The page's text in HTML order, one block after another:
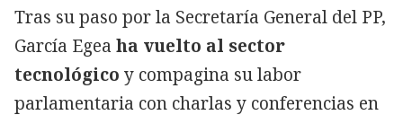
Tras su paso por la Secretaría General del PP,
García Egea ha vuelto al sector
tecnológico y compagina su labor
parlamentaria con charlas y conferencias en